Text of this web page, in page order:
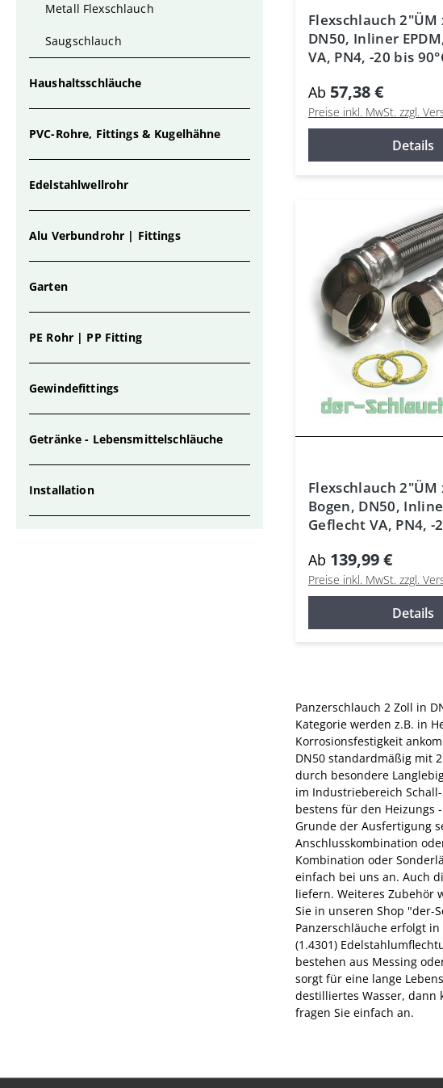
Metall Flexschlauch
Saugschlauch
Haushaltsschläuche
PVC-Rohre, Fittings & Kugelhähne
Edelstahlwellrohr
Alu Verbundrohr | Fittings
Garten
PE Rohr | PP Fitting
Gewindefittings
Getränke - Lebensmittelschläuche
Installation
Flexschlauch 2"ÜM
DN50, Inliner
VA, PN4, -20 bis
Ab 57,38 €
Preise inkl. MwSt. zzgl.
Details
Flexschlauch 2"ÜM
Bogen, DN50,
Geflecht VA, PN4, -
Ab 139,99 €
Preise inkl. MwSt. zzgl.
Details
Panzerschlauch 2 Zoll in
Kategorie werden z.B. in
Korrosionsfestigkeit
DN50 standardmäßig mit
durch besondere
im Industriebereich
bestens für den Heizungs
Grunde der Ausfertigung
Anschlusskombination
Kombination oder
einfach bei uns an. Auch
liefern. Weiteres Zubehör
Sie in unseren Shop "der-
Panzerschläuche erfolgt
(1.4301)
bestehen aus Messing
sorgt für eine lange
destilliertes Wasser, dann
fragen Sie einfach an.